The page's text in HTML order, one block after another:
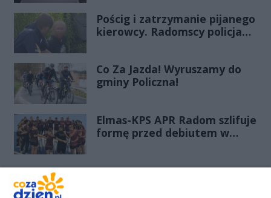
Pościg i zatrzymanie pijanego
kierowcy. Radomscy policjanci
Co Za Jazda! Wyruszamy do
gminy Policzna!
Elmas-KPS APR Radom szlifuje
formę przed debiutem w